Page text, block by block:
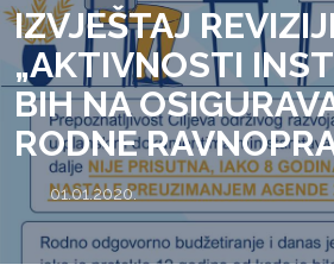
IZVJEŠTAJ
„AKTIVNOSTI
BIH NA
RODNE
01.01.2020.